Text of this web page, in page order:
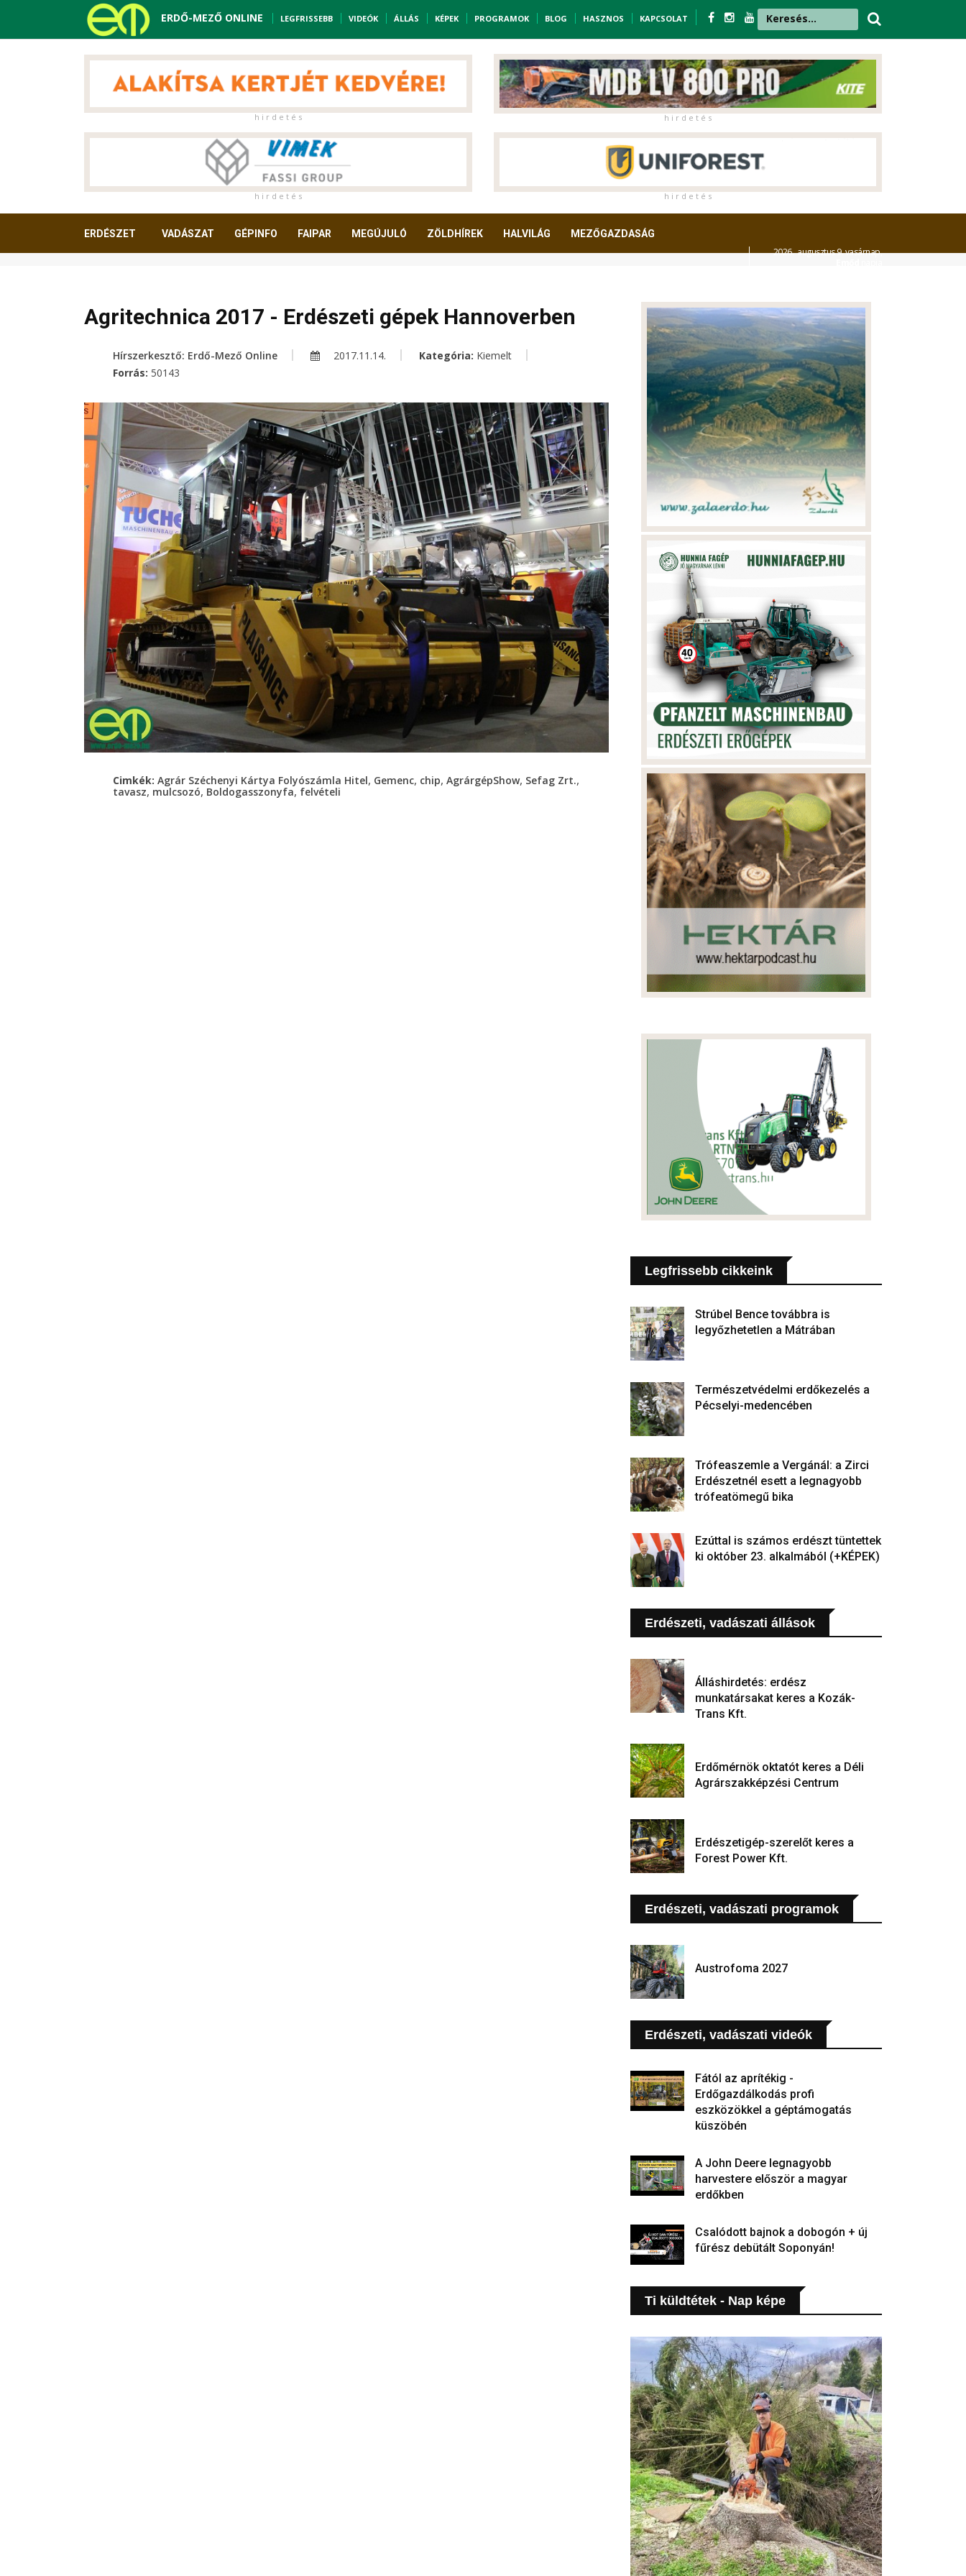
ERDŐ-MEZŐ ONLINE LEGFRISSEBB VIDEÓK ÁLLÁS KÉPEK PROGRAMOK BLOG HASZNOS KAPCSOLAT
h i r d e t é s h i r d e t é s
h i r d e t é s h i r d e t é s
ERDÉSZET VADÁSZAT GÉPINFO FAIPAR MEGÚJULÓ ZÖLDHÍREK HALVILÁG MEZŐGAZDASÁG
2026. augusztus 9. vasárnap,
Agritechnica 2017 - Erdészeti gépek Hannoverben
Hírszerkesztő: Erdő-Mező Online 2017.11.14. Kategória: Kiemelt
Forrás: 50143
Cimkék: Agrár Széchenyi Kártya Folyószámla Hitel, Gemenc, chip, AgrárgépShow, Sefag Zrt.,
tavasz, mulcsozó, Boldogasszonyfa, felvételi
Legfrissebb cikkeink
Strúbel Bence továbbra is
legyőzhetetlen a Mátrában
Természetvédelmi erdőkezelés a
Pécselyi-medencében
Trófeaszemle a Vergánál: a Zirci
Erdészetnél esett a legnagyobb
trófeatömegű bika
Ezúttal is számos erdészt tüntettek
ki október 23. alkalmából (+KÉPEK)
Erdészeti, vadászati állások
Álláshirdetés: erdész
munkatársakat keres a Kozák-
Trans Kft.
Erdőmérnök oktatót keres a Déli
Agrárszakképzési Centrum
Erdészetigép-szerelőt keres a
Forest Power Kft.
Erdészeti, vadászati programok
Austrofoma 2027
Erdészeti, vadászati videók
Fától az aprítékig -
Erdőgazdálkodás profi
eszközökkel a géptámogatás
küszöbén
A John Deere legnagyobb
harvestere először a magyar
erdőkben
Csalódott bajnok a dobogón + új
fűrész debütált Soponyán!
Ti küldtétek - Nap képe